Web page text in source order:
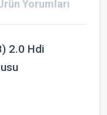
Yorumları
2.0 Hdi